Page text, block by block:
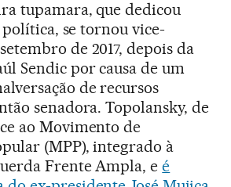
tupamara, que dedicou
se tornou vice-
de 2017, depois da
Sendic por causa de um
de recursos
senadora. Topolansky, de
ao Movimento de
(MPP), integrado à
Frente Ampla, eé